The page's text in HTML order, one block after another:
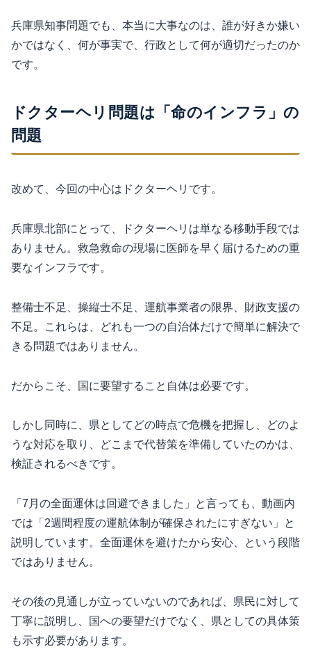
兵庫県知事問題でも、本当に大事なのは、誰が好きか嫌い
かではなく、何が事実で、行政として何が適切だったのか
です。
ドクターヘリ問題は「命のインフラ」の
問題
改めて、今回の中心はドクターヘリです。
兵庫県北部にとって、ドクターヘリは単なる移動手段では
ありません。救急救命の現場に医師を早く届けるための重
要なインフラです。
整備士不足、操縦士不足、運航事業者の限界、財政支援の
不足。これらは、どれも一つの自治体だけで簡単に解決で
きる問題ではありません。
だからこそ、国に要望すること自体は必要です。
しかし同時に、県としてどの時点で危機を把握し、どのよ
うな対応を取り、どこまで代替策を準備していたのかは、
検証されるべきです。
「7月の全面運休は回避できました」と言っても、動画内
では「2週間程度の運航体制が確保されたにすぎない」と
説明しています。全面運休を避けたから安心、という段階
ではありません。
その後の見通しが立っていないのであれば、県民に対して
丁寧に説明し、国への要望だけでなく、県としての具体策
も示す必要があります。